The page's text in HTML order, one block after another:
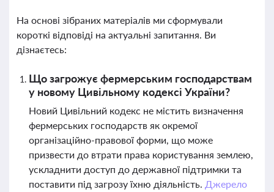
На основі зібраних матеріалів ми сформували
короткі відповіді на актуальні запитання. Ви
дізнаєтесь:
Що загрожує фермерським господарствам
у новому Цивільному кодексі України?
Новий Цивільний кодекс не містить визначення
фермерських господарств як окремої
організаційно-правової форми, що може
призвести до втрати права користування землею,
ускладнити доступ до державної підтримки та
поставити під загрозу їхню діяльність. Джерело